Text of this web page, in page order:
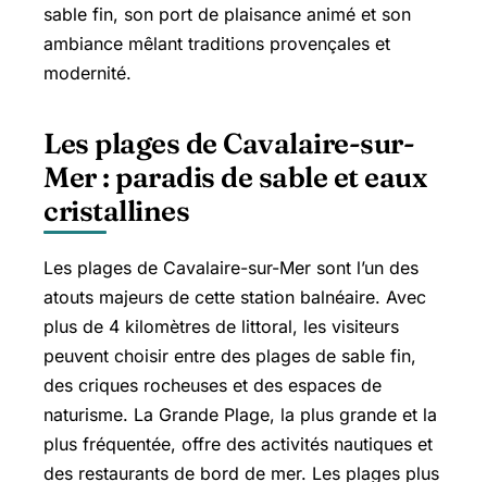
sable fin, son port de plaisance animé et son
ambiance mêlant traditions provençales et
modernité.
Les plages de Cavalaire-sur-
Mer : paradis de sable et eaux
cristallines
Les plages de Cavalaire-sur-Mer sont l’un des
atouts majeurs de cette station balnéaire. Avec
plus de 4 kilomètres de littoral, les visiteurs
peuvent choisir entre des plages de sable fin,
des criques rocheuses et des espaces de
naturisme. La Grande Plage, la plus grande et la
plus fréquentée, offre des activités nautiques et
des restaurants de bord de mer. Les plages plus